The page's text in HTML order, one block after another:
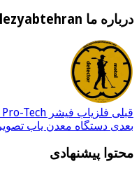
درباره ما felezyabtehran
قبلی فلزیاب فیشر Pro-Tech ساخت Fisher امریکا
بعدی دستگاه معدن یاب
محتوا پیشنهادی